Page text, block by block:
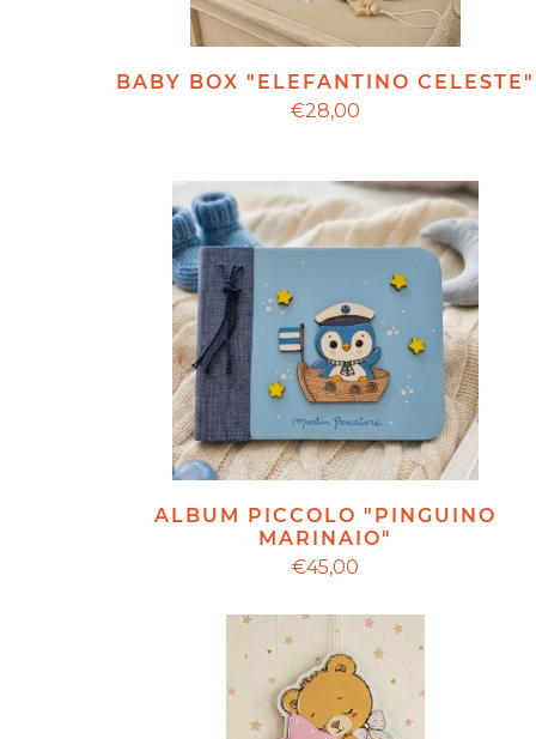
BABY BOX "ELEFANTINO CELESTE"
€28,00
ALBUM PICCOLO "PINGUINO
MARINAIO"
€45,00